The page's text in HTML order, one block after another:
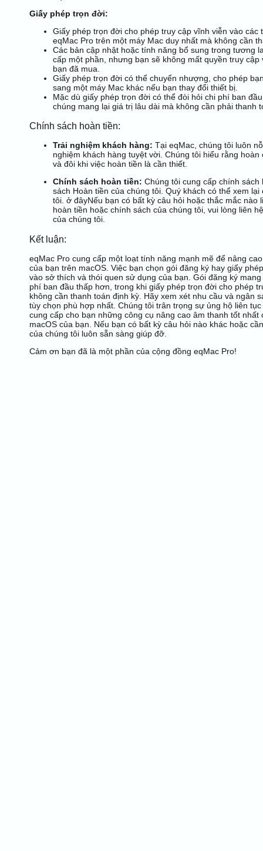
Giấy phép trọn đời:
Giấy phép trọn đời cho phép truy cập vĩnh viễn vào các
eqMac Pro trên một máy Mac duy nhất mà không cần
Các bản cập nhật hoặc tính năng bổ sung trong tương
cấp một phần, nhưng bạn sẽ không mất quyền truy cập
bạn đã mua.
Giấy phép trọn đời có thể chuyển nhượng, cho phép
sang một máy Mac khác nếu bạn thay đổi thiết bị.
Mặc dù giấy phép trọn đời có thể đòi hỏi chi phí ban
chúng mang lại giá trị lâu dài mà không cần phải thanh
Chính sách hoàn tiền:
Trải nghiệm khách hàng: Tại eqMac, chúng tôi luôn
nghiệm khách hàng tuyệt vời. Chúng tôi hiểu rằng hoàn
và đôi khi việc hoàn tiền là cần thiết.
Chính sách hoàn tiền: Chúng tôi cung cấp chính
sách Hoàn tiền của chúng tôi. Quý khách có thể xem
tôi. ở đâyNếu bạn có bất kỳ câu hỏi hoặc thắc mắc nào
hoàn tiền hoặc chính sách của chúng tôi, vui lòng liên
của chúng tôi.
Kết luận:
eqMac Pro cung cấp một loạt tính năng mạnh mẽ để nâng
của bạn trên macOS. Việc bạn chọn gói đăng ký hay giấy
vào sở thích và thói quen sử dụng của bạn. Gói đăng ký
phí ban đầu thấp hơn, trong khi giấy phép trọn đời cho phép
không cần thanh toán định kỳ. Hãy xem xét nhu cầu và ngân
tùy chọn phù hợp nhất. Chúng tôi trân trọng sự ủng hộ liên
cung cấp cho bạn những công cụ nâng cao âm thanh tốt nhất
macOS của bạn. Nếu bạn có bất kỳ câu hỏi nào khác hoặc
của chúng tôi luôn sẵn sàng giúp đỡ.
Cảm ơn bạn đã là một phần của cộng đồng eqMac Pro!